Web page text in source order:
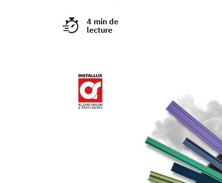
4 min de
lecture